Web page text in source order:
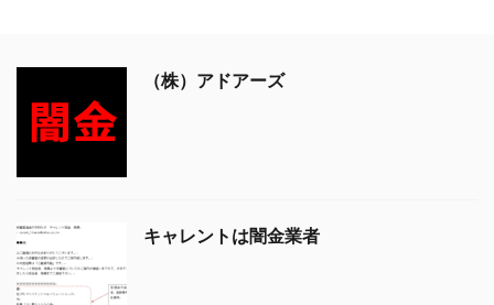
（株）アドアーズ
キャレントは闇金業者